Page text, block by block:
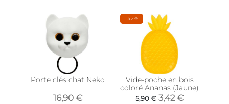
Porte clés chat Neko
16,90 €
-42%
Vide-poche en bois
coloré Ananas (Jaune)
5,90 € 3,42 €